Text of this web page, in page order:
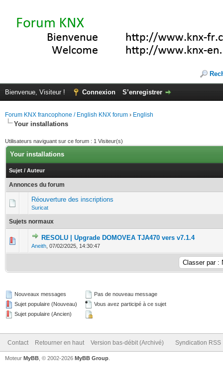
Bienvenue, Visiteur ! Connexion S’enregistrer
Forum KNX francophone / English KNX forum › English
Your installations
Utilisateurs naviguant sur ce forum : 1 Visiteur(s)
Your installations
Sujet / Auteur
Annonces du forum
Réouverture des inscriptions
Suricat
Sujets normaux
RESOLU | Upgrade DOMOVEA TJA470 vers v7.1.4
Aneith 07/02/2025, 14:30:47
1 Votes - 4 sur 5 en moyenne
12345
Nouveaux messages
Sujet populaire (Nouveau)
Sujet populaire (Ancien)
Pas de nouveau message
Vous avez participé à ce sujet
Contact Retourner en haut Version bas-débit (Archivé) Syndication RSS
Moteur MyBB , © 2002-2026 MyBB Group